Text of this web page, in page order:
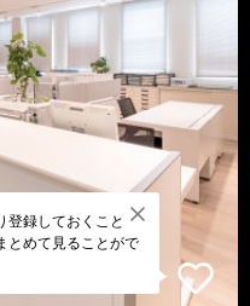
登録しておくこと
とめて見ることがで